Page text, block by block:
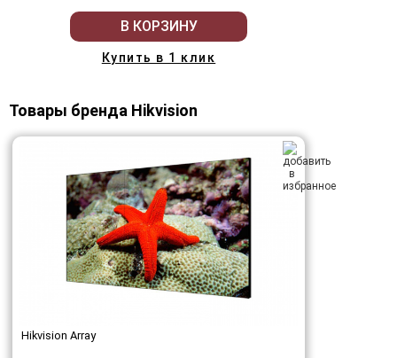
В КОРЗИНУ
Купить в 1 клик
Товары бренда Hikvision
Hikvision Array